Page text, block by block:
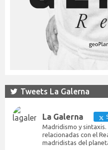
Tweets La Galerna
La Galerna
Madridismo y
relacionadas con el
madridistas del